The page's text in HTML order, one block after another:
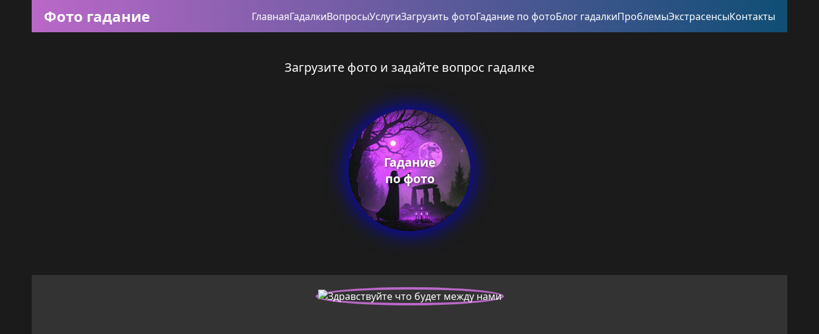
Фото гадание ГлавнаяГадалкиВопросыУслугиЗагрузить фотоГадание по фотоБлог гадалкиПроблемыЭкстрасенсыКонтакты
Загрузите фото и задайте вопрос гадалке
Гадание
по фото